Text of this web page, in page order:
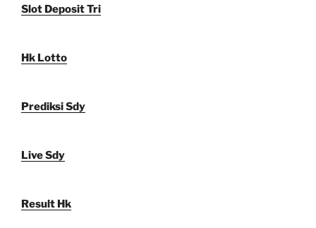
Slot Deposit Tri
Hk Lotto
Prediksi Sdy
Live Sdy
Result Hk